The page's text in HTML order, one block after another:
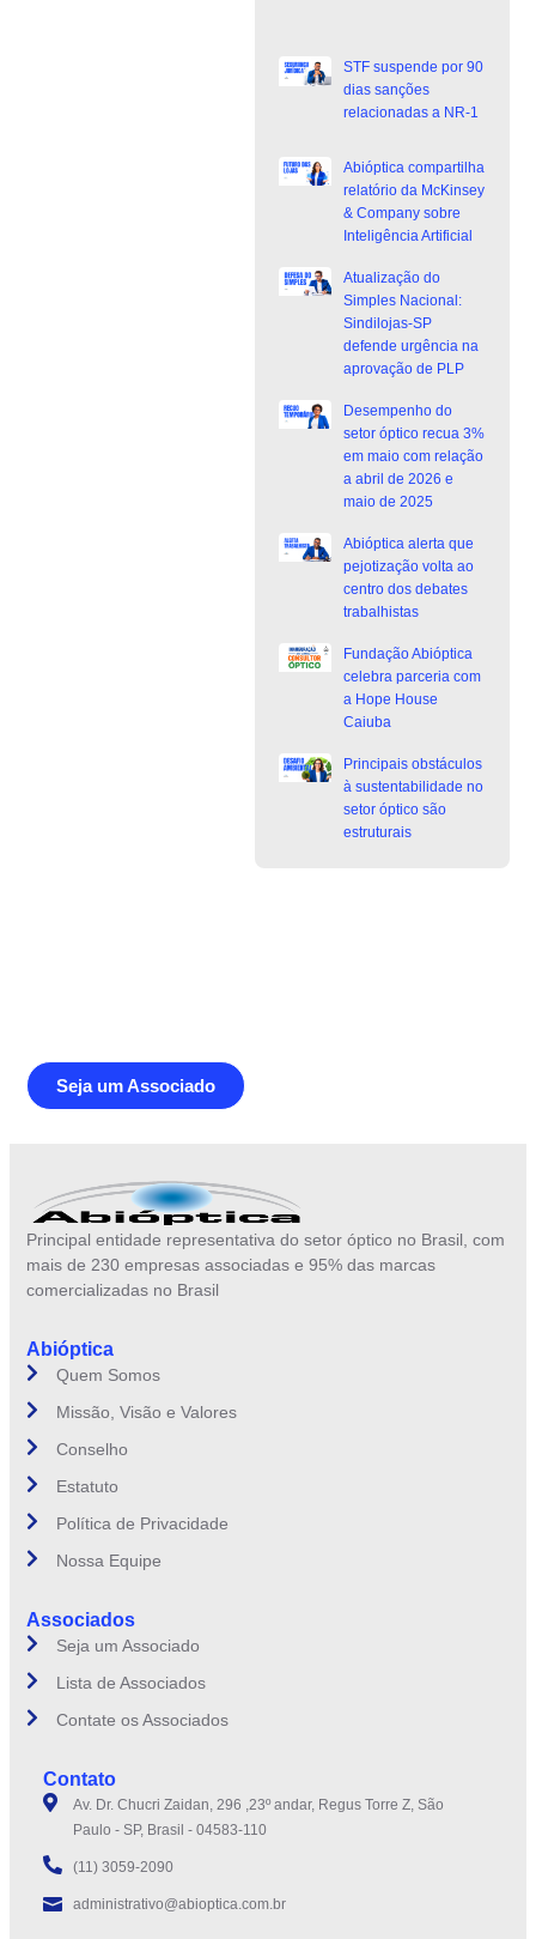
STF suspende por 90
dias sanções
relacionadas a NR-1
Abióptica compartilha
relatório da McKinsey
& Company sobre
Inteligência Artificial
Atualização do
Simples Nacional:
Sindilojas-SP
defende urgência na
aprovação de PLP
Desempenho do
setor óptico recua 3%
em maio com relação
a abril de 2026 e
maio de 2025
Abióptica alerta que
pejotização volta ao
centro dos debates
trabalhistas
Fundação Abióptica
celebra parceria com
a Hope House
Caiuba
Principais obstáculos
à sustentabilidade no
setor óptico são
estruturais
Seja um Associado
Principal entidade representativa do setor óptico no Brasil, com
mais de 230 empresas associadas e 95% das marcas
comercializadas no Brasil
Abióptica
Quem Somos
Missão, Visão e Valores
Conselho
Estatuto
Política de Privacidade
Nossa Equipe
Associados
Seja um Associado
Lista de Associados
Contate os Associados
Contato
Av. Dr. Chucri Zaidan, 296 ,23º andar, Regus Torre Z, São
Paulo - SP, Brasil - 04583-110
(11) 3059-2090
administrativo@abioptica.com.br